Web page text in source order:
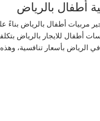
أطفال بالرياض
مربيات أطفال بالرياض
أطفال للايجار بالرياض
في الرياض بأسعار تنافسية،